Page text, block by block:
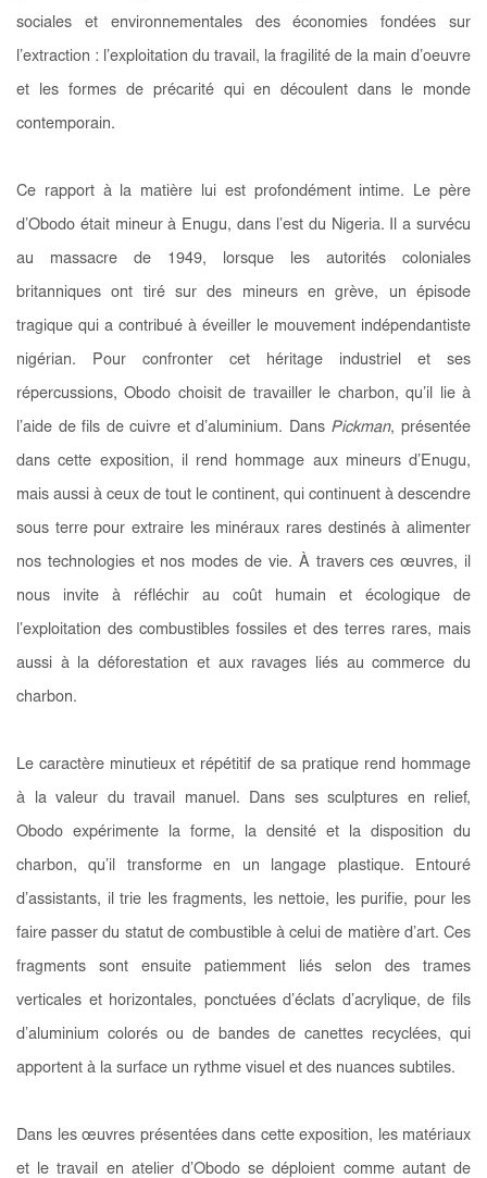
sociales et environnementales des économies fondées sur
l’extraction : l’exploitation du travail, la fragilité de la main d’oeuvre
et les formes de précarité qui en découlent dans le monde
contemporain.
Ce rapport à la matière lui est profondément intime. Le père
d’Obodo était mineur à Enugu, dans l’est du Nigeria. Il a survécu
au massacre de 1949, lorsque les autorités coloniales
britanniques ont tiré sur des mineurs en grève, un épisode
tragique qui a contribué à éveiller le mouvement indépendantiste
nigérian. Pour confronter cet héritage industriel et ses
répercussions, Obodo choisit de travailler le charbon, qu’il lie à
l’aide de fils de cuivre et d’aluminium. Dans Pickman, présentée
dans cette exposition, il rend hommage aux mineurs d’Enugu,
mais aussi à ceux de tout le continent, qui continuent à descendre
sous terre pour extraire les minéraux rares destinés à alimenter
nos technologies et nos modes de vie. À travers ces œuvres, il
nous invite à réfléchir au coût humain et écologique de
l’exploitation des combustibles fossiles et des terres rares, mais
aussi à la déforestation et aux ravages liés au commerce du
charbon.
Le caractère minutieux et répétitif de sa pratique rend hommage
à la valeur du travail manuel. Dans ses sculptures en relief,
Obodo expérimente la forme, la densité et la disposition du
charbon, qu’il transforme en un langage plastique. Entouré
d’assistants, il trie les fragments, les nettoie, les purifie, pour les
faire passer du statut de combustible à celui de matière d’art. Ces
fragments sont ensuite patiemment liés selon des trames
verticales et horizontales, ponctuées d’éclats d’acrylique, de fils
d’aluminium colorés ou de bandes de canettes recyclées, qui
apportent à la surface un rythme visuel et des nuances subtiles.
Dans les œuvres présentées dans cette exposition, les matériaux
et le travail en atelier d’Obodo se déploient comme autant de